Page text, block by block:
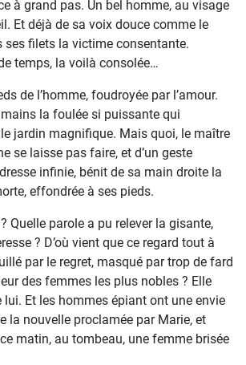
à grand pas. Un bel homme, au visage
Et déjà de sa voix douce comme le
ses filets la victime consentante.
temps, la voilà consolée…
de l’homme, foudroyée par l’amour.
la foulée si puissante qui
jardin magnifique. Mais quoi, le maître
se laisse pas faire, et d’un geste
infinie, bénit de sa main droite la
effondrée à ses pieds.
Quelle parole a pu relever la gisante,
? D’où vient que ce regard tout à
par le regret, masqué par trop de fard
des femmes les plus nobles ? Elle
lui. Et les hommes épiant ont une envie
la nouvelle proclamée par Marie, et
matin, au tombeau, une femme brisée